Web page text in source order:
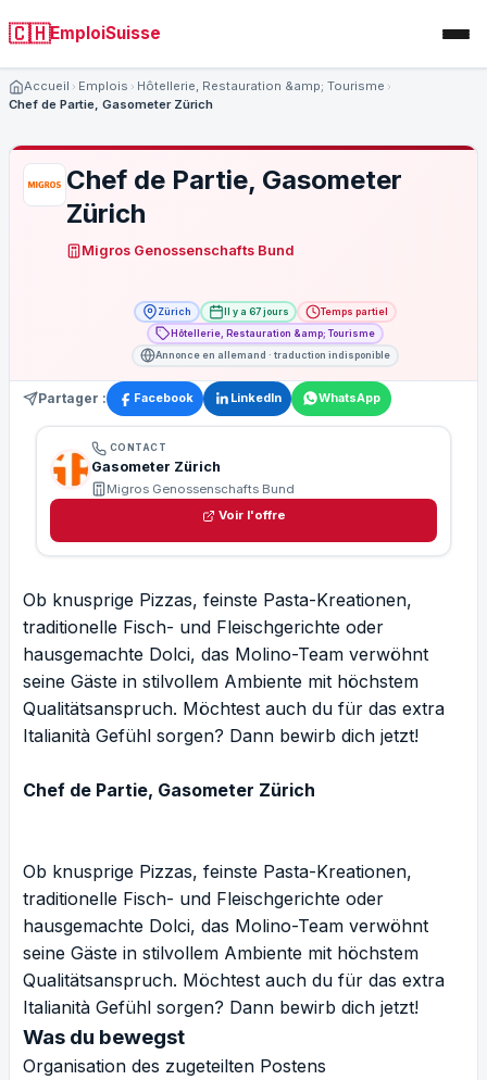
🇨🇭EmploiSuisse
Accueil Emplois
Hôtellerie, Restauration &amp; Tourisme
Chef de Partie, Gasometer Zürich
Chef de Partie, Gasometer
Zürich
Migros Genossenschafts Bund
Zürich Il y a 67 jours
Temps partiel
Hôtellerie, Restauration &amp; Tourisme
Annonce en allemand · traduction indisponible
Partager : Facebook LinkedIn WhatsApp
CONTACT
Gasometer Zürich
Migros Genossenschafts Bund
Voir l'offre
Ob knusprige Pizzas, feinste Pasta-Kreationen,
traditionelle Fisch- und Fleischgerichte oder
hausgemachte Dolci, das Molino-Team verwöhnt
seine Gäste in stilvollem Ambiente mit höchstem
Qualitätsanspruch. Möchtest auch du für das extra
Italianità Gefühl sorgen? Dann bewirb dich jetzt!
Chef de Partie, Gasometer Zürich
Ob knusprige Pizzas, feinste Pasta-Kreationen,
traditionelle Fisch- und Fleischgerichte oder
hausgemachte Dolci, das Molino-Team verwöhnt
seine Gäste in stilvollem Ambiente mit höchstem
Qualitätsanspruch. Möchtest auch du für das extra
Italianità Gefühl sorgen? Dann bewirb dich jetzt!
Was du bewegst
Organisation des zugeteilten Postens